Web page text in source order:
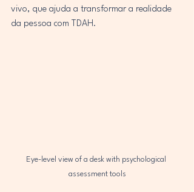
vivo, que ajuda a transformar a realidade
da pessoa com TDAH.
Eye-level view of a desk with psychological
assessment tools